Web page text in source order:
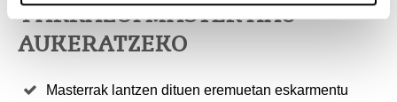
4 ARRAZOI MASTER HAU
AUKERATZEKO
Masterrak lantzen dituen eremuetan eskarmentu